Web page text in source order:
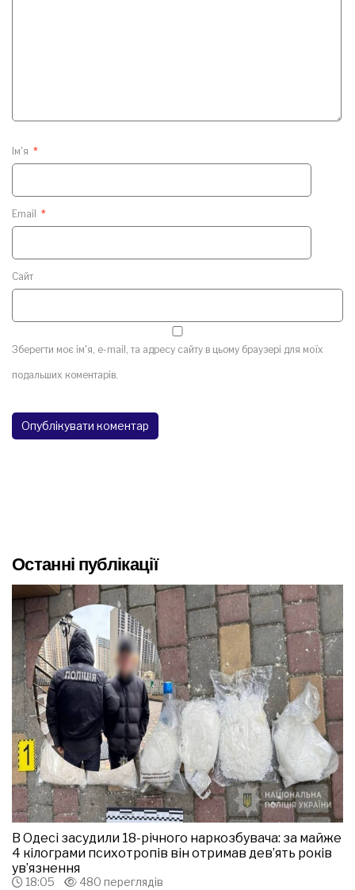
Ім'я *
Email *
Сайт
Зберегти моє ім'я, e-mail, та адресу сайту в цьому браузері для моїх
подальших коментарів.
Останні публікації
В Одесі засудили 18-річного наркозбувача: за майже
4 кілограми психотропів він отримав дев’ять років
ув’язнення
18:05 480 переглядів